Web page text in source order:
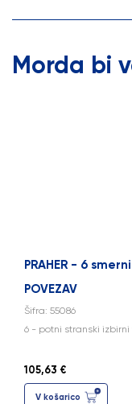
Morda bi
PRAHER - 6
POVEZAV
Šifra: 55086
6 - potni stranski izbirni
105,63 €
V košarico